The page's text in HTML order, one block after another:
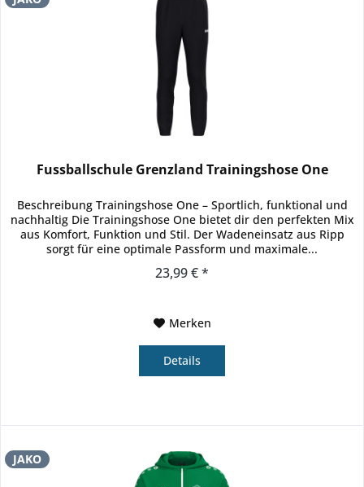
Fussballschule Grenzland Trainingshose One
Beschreibung Trainingshose One – Sportlich, funktional und
nachhaltig Die Trainingshose One bietet dir den perfekten Mix
aus Komfort, Funktion und Stil. Der Wadeneinsatz aus Ripp
sorgt für eine optimale Passform und maximale...
23,99 € *
Merken
Details
JAKO